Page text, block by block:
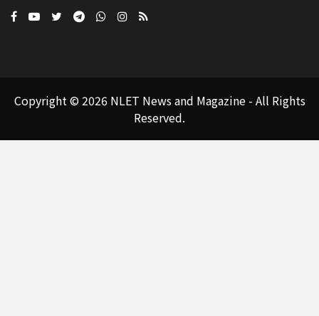
Copyright © 2026 NLET News and Magazine - All Rights
Reserved.